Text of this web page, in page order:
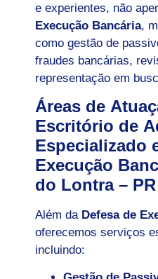
e experientes, não
Execução Bancária,
como gestão de
fraudes bancárias,
representação em
Áreas de
Escritório de
Especializado
Execução
do Lontra – PR
Além da Defesa de
oferecemos serviços
incluindo: